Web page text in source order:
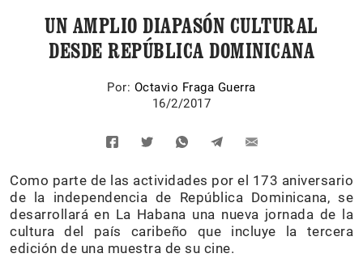
UN AMPLIO DIAPASÓN CULTURAL
DESDE REPÚBLICA DOMINICANA
Por: Octavio Fraga Guerra
16/2/2017
Como parte de las actividades por el 173 aniversario
de la independencia de República Dominicana, se
desarrollará en La Habana una nueva jornada de la
cultura del país caribeño que incluye la tercera
edición de una muestra de su cine.